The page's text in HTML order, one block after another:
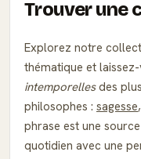
Trouver une
Explorez notre
thématique et
intemporellesdes
philosophes : sagesse,
phrase est une
quotidien avec une